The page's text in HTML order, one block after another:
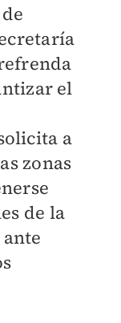
el
a
zonas
de la